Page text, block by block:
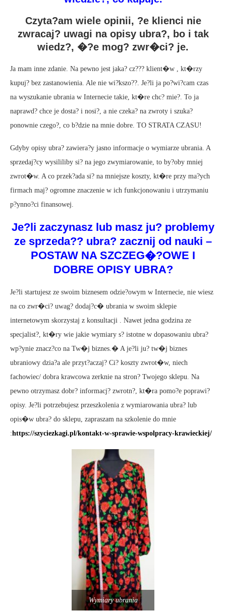
Czyta?am wiele opinii, ?e klienci nie
zwracaj? uwagi na opisy ubra?, bo i tak
wiedz?, �?e mog? zwr�ci? je.
Ja mam inne zdanie. Na pewno jest jaka? cz??? klient�w , kt�rzy
kupuj? bez zastanowienia. Ale nie wi?kszo??. Je?li ja po?wi?cam czas
na wyszukanie ubrania w Internecie takie, kt�re chc? mie?. To ja
naprawd? chce je dosta? i nosi?, a nie czeka? na zwroty i szuka?
ponownie czego?, co b?dzie na mnie dobre. TO STRATA CZASU!
Gdyby opisy ubra? zawiera?y jasno informacje o wymiarze ubrania. A
sprzedaj?cy wysililiby si? na jego zwymiarowanie, to by?oby mniej
zwrot�w. A co przek?ada si? na mniejsze koszty, kt�re przy ma?ych
firmach maj? ogromne znaczenie w ich funkcjonowaniu i utrzymaniu
p?ynno?ci finansowej.
Je?li zaczynasz lub masz ju? problemy
ze sprzeda?? ubra? zacznij od nauki –
POSTAW NA SZCZEG�?OWE I
DOBRE OPISY UBRA?
Je?li startujesz ze swoim biznesem odzie?owym w Internecie, nie wiesz
na co zwr�ci? uwag? dodaj?c� ubrania w swoim sklepie
internetowym skorzystaj z konsultacji . Nawet jedna godzina ze
specjalist?, kt�ry wie jakie wymiary s? istotne w dopasowaniu ubra?
wp?ynie znacz?co na Tw�j biznes.� A je?li ju? tw�j biznes
ubraniowy dzia?a ale przyt?aczaj? Ci? koszty zwrot�w, niech
fachowiec/ dobra krawcowa zerknie na stron? Twojego sklepu. Na
pewno otrzymasz dobr? informacj? zwrotn?, kt�ra pomo?e poprawi?
opisy. Je?li potrzebujesz przeszkolenia z wymiarowania ubra? lub
opis�w ubra? do sklepu, zapraszam na szkolenie do mnie
:https://szyciezkagi.pl/kontakt-w-sprawie-wspolpracy-krawieckiej/
Wymiary ubrania